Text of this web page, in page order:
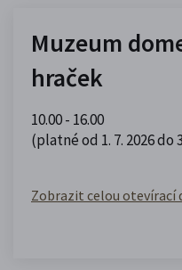
Muzeum
hraček
10.00 - 16.00
(platné od 1. 7. 2026 do
Zobrazit celou otevírací